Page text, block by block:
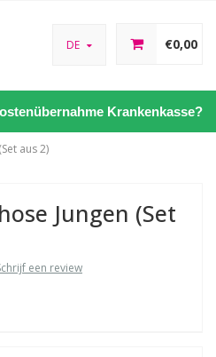
DE €0,00
Krankenkasse?
aus 2)
Jungen (Set
een review